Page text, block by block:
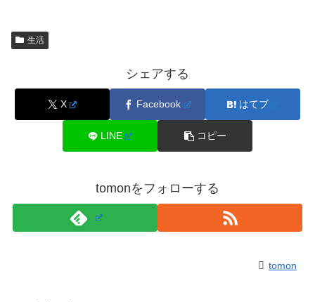
生活
シェアする
X Facebook はてブ
LINE コピー
tomonをフォローする
tomon